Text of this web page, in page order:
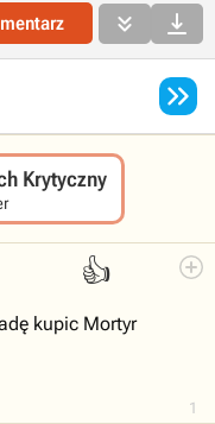
 

Krytyczny
👍
1
kupic Mortyr